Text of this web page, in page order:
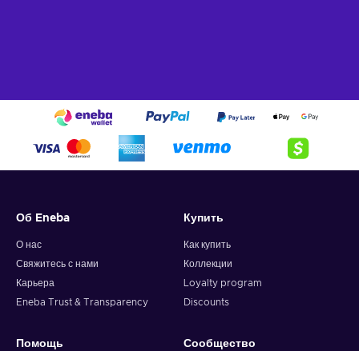
Об Eneba
О нас
Свяжитесь с нами
Карьера
Eneba Trust & Transparency
Купить
Как купить
Коллекции
Loyalty program
Discounts
Помощь Сообщество